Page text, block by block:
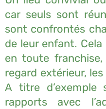
car seuls sont
sont confrontés
de leur enfant. Cela
en toute
regard extérieur,
A titre d’exemple
rapports avec